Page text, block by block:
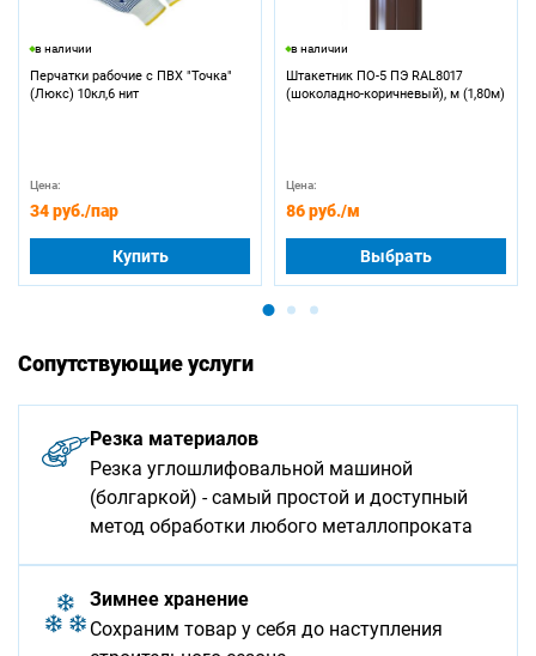
в наличии
Перчатки рабочие с ПВХ "Точка"
(Люкс) 10кл,6 нит
Цена:
34 руб./пар
Купить
в наличии
Штакетник ПО-5 ПЭ RAL8017
(шоколадно-коричневый), м (1,80м)
Цена:
86 руб./м
Выбрать
Сопутствующие услуги
Резка материалов
Резка углошлифовальной машиной
(болгаркой) - самый простой и доступный
метод обработки любого металлопроката
Зимнее хранение
Сохраним товар у себя до наступления